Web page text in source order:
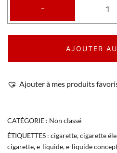
-
AJOUTER
Ajouter à mes produits
CATÉGORIE : Non classé
ÉTIQUETTES : cigarette,cigarette
cigarette,e-liquide,e-liquide